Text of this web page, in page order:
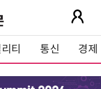
티 통신 경제